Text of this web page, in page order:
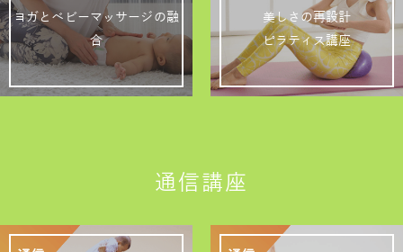
ヨガとベビーマッサージの融
合
美しさの再設計
ピラティス講座
通信講座